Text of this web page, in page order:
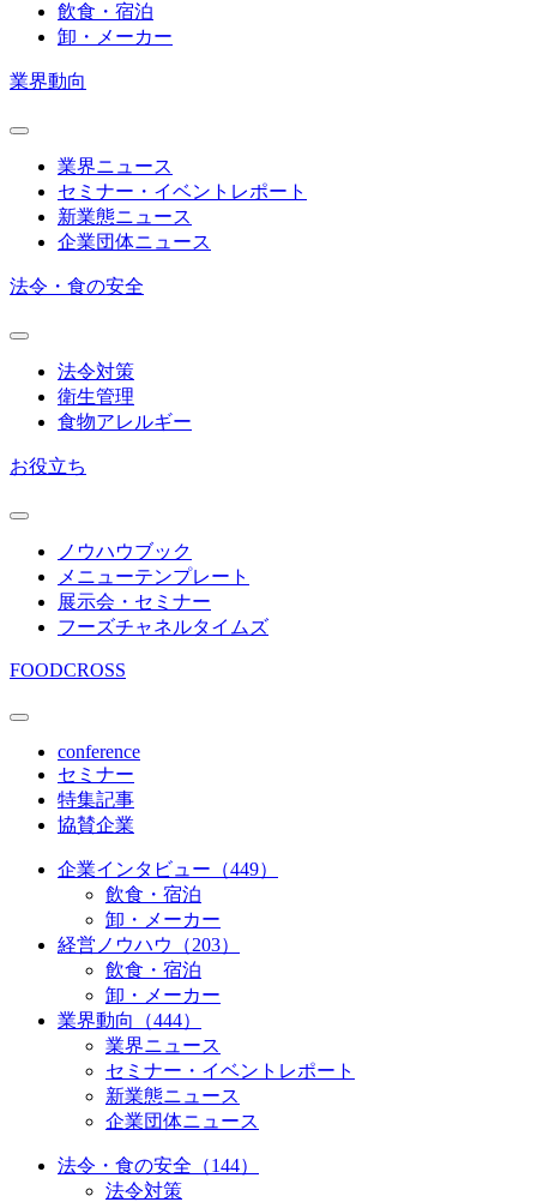
飲食・宿泊
卸・メーカー
業界動向
業界ニュース
セミナー・イベントレポート
新業態ニュース
企業団体ニュース
法令・食の安全
法令対策
衛生管理
食物アレルギー
お役立ち
ノウハウブック
メニューテンプレート
展示会・セミナー
フーズチャネルタイムズ
FOODCROSS
conference
セミナー
特集記事
協賛企業
企業インタビュー（449）
飲食・宿泊
卸・メーカー
経営ノウハウ（203）
飲食・宿泊
卸・メーカー
業界動向（444）
業界ニュース
セミナー・イベントレポート
新業態ニュース
企業団体ニュース
法令・食の安全（144）
法令対策